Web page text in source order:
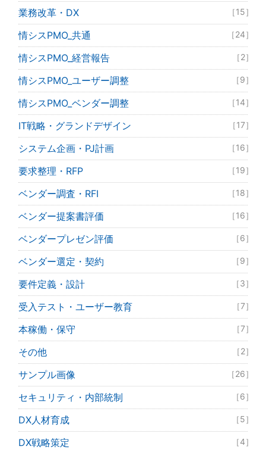
業務改革・DX ［15］
情シスPMO_共通 ［24］
情シスPMO_経営報告 ［2］
情シスPMO_ユーザー調整 ［9］
情シスPMO_ベンダー調整 ［14］
IT戦略・グランドデザイン ［17］
システム企画・PJ計画 ［16］
要求整理・RFP ［19］
ベンダー調査・RFI ［18］
ベンダー提案書評価 ［16］
ベンダープレゼン評価 ［6］
ベンダー選定・契約 ［9］
要件定義・設計 ［3］
受入テスト・ユーザー教育 ［7］
本稼働・保守 ［7］
その他 ［2］
サンプル画像 ［26］
セキュリティ・内部統制 ［6］
DX人材育成 ［5］
DX戦略策定 ［4］